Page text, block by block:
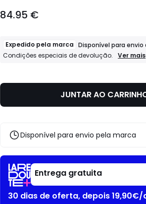
€.
84.95 €
Expedido pela marca Disponível para envio
Condições especiais de devolução.
Expedido
envio
até
de
Ver mais
JUNTAR AO
Disponível para envio pela marca
Entrega gratuita
30 dias de oferta, depois 19,90€/